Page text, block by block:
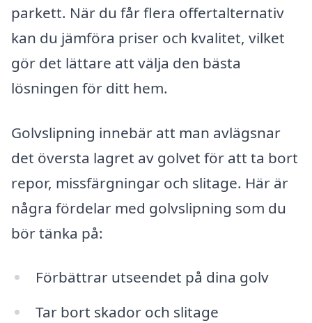
parkett. När du får flera offertalternativ
kan du jämföra priser och kvalitet, vilket
gör det lättare att välja den bästa
lösningen för ditt hem.
Golvslipning innebär att man avlägsnar
det översta lagret av golvet för att ta bort
repor, missfärgningar och slitage. Här är
några fördelar med golvslipning som du
bör tänka på:
Förbättrar utseendet på dina golv
Tar bort skador och slitage